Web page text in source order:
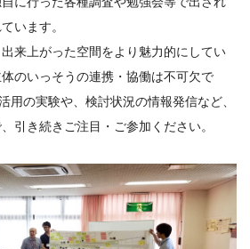
います。
来上がった空間をより魅力的にしてい
のいっそうの連携・協働は不可欠で
用の実験や、検討状況の情報発信など、
引き続きご注目・ご参加ください。